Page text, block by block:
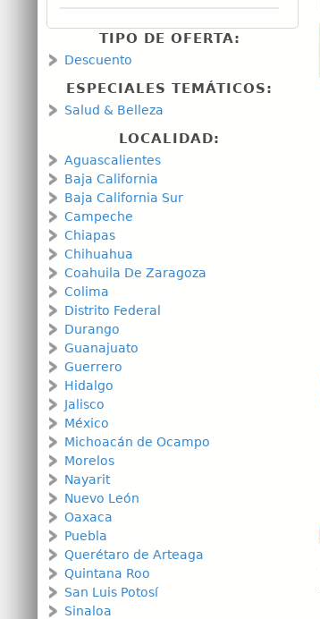
TIPO DE OFERTA:
Descuento
ESPECIALES TEMÁTICOS:
Salud & Belleza
LOCALIDAD:
Aguascalientes
Baja California
Baja California Sur
Campeche
Chiapas
Chihuahua
Coahuila De Zaragoza
Colima
Distrito Federal
Durango
Guanajuato
Guerrero
Hidalgo
Jalisco
México
Michoacán de Ocampo
Morelos
Nayarit
Nuevo León
Oaxaca
Puebla
Querétaro de Arteaga
Quintana Roo
San Luis Potosí
Sinaloa